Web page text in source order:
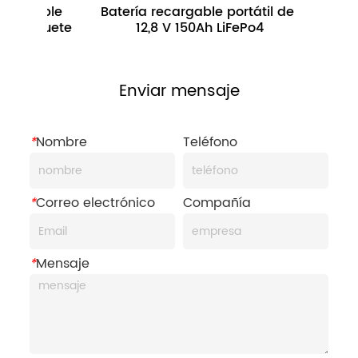
Batería recargable portátil de
12,8 V 150Ah LiFePo4
Paquete de
Bicicleta Eléctrica
Enviar mensaje
*Nombre Teléfono
*Correo electrónico Compañía
*Mensaje